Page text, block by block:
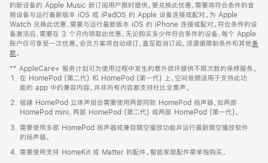
页
脚
的新设备的 Apple Music 新订阅用户限时提供。要兑换此优惠，需要将符合条件的音
频设备与运行最新版本 iOS 或 iPadOS 的 Apple 设备连接或配对。为 Apple
Watch 兑换此优惠，需要与运行最新版本 iOS 的 iPhone 连接或配对。符合条件的设
备激活后，需要在 3 个月内领取此优惠。无论购买多少件符合条件的设备，每个 Apple
账户仅可享受一次优惠。会员方案将自动续订，直至取消订阅。须遵循限制条件和其他条
款。
窗
口
中
打
开)
** AppleCare+ 服务计划可为使用过程中发生的意外损坏提供不限次数的保修服务。
在 HomePod (第二代) 和 HomePod (第一代) 上，空间音频适用于支持此功
能的 app 中的兼容内容。并非所有内容都支持杜比全景声。
组建 HomePod 立体声组合需要使用两部同款 HomePod 扬声器，如两部
HomePod mini、两部 HomePod (第二代) 或两部 HomePod (第一代)。
需要使用多部 HomePod 扬声器或兼容隔空播放功能并运行最新隔空播放软件
的扬声器。
需要使用支持 HomeKit 或 Matter 的配件。智能家居配件需单独购买。